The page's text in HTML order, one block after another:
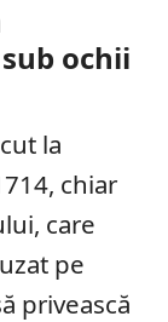
ochii
la
chiar
care
pe
privească